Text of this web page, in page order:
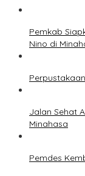
Pemkab
Nino di
Jalan Sehat
Minahasa
Pemdes